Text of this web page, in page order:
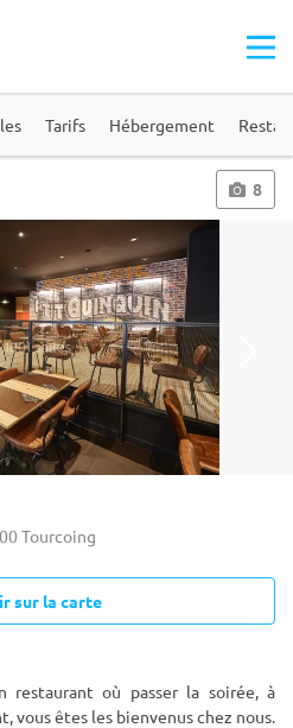
Tarifs Hébergement
8
Tourcoing
sur la carte
restaurant où passer la soirée, à
vous êtes les bienvenus chez nous.